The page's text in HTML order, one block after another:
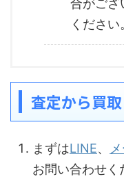
合がござ
ください
査定から買
まずはLINE、
お問い合わせく